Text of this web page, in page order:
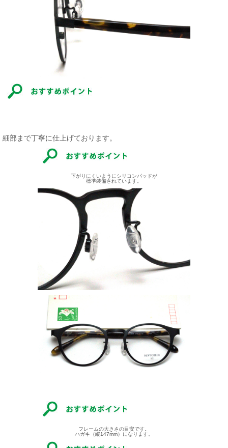
細部まで丁寧に仕上げております。
下がりにくいようにシリコンパッドが
標準装備されています。
フレームの大きさの目安です。
ハガキ（縦147mm）になります。